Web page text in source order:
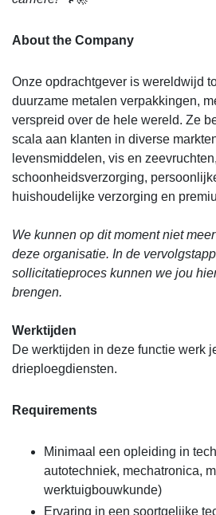
About the Company
Onze opdrachtgever is wereldwijd
duurzame metalen verpakkingen,
verspreid over de hele wereld. Ze
scala aan klanten in diverse
levensmiddelen, vis en
schoonheidsverzorging,
huishoudelijke verzorging en
We kunnen op dit moment niet
deze organisatie. In de
sollicitatieproces kunnen we jou
brengen.
Werktijden
De werktijden in deze functie werk
drieploegdiensten.
Requirements
Minimaal een opleiding in
autotechniek, mechatronica,
werktuigbouwkunde)
Ervaring in een soortgelijke